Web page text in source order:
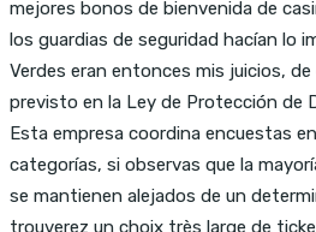
mejores bonos de bienvenida de
los guardias de seguridad hacían lo
Verdes eran entonces mis juicios,
previsto en la Ley de Protección de
Esta empresa coordina encuestas
categorías, si observas que la
se mantienen alejados de un
trouverez un choix très large de